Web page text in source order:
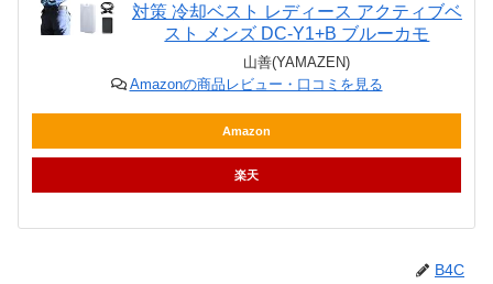
対策 冷却ベスト レディース アクティブベ
スト メンズ DC-Y1+B ブルーカモ
山善(YAMAZEN)
Amazonの商品レビュー・口コミを見る
Amazon
楽天
B4C